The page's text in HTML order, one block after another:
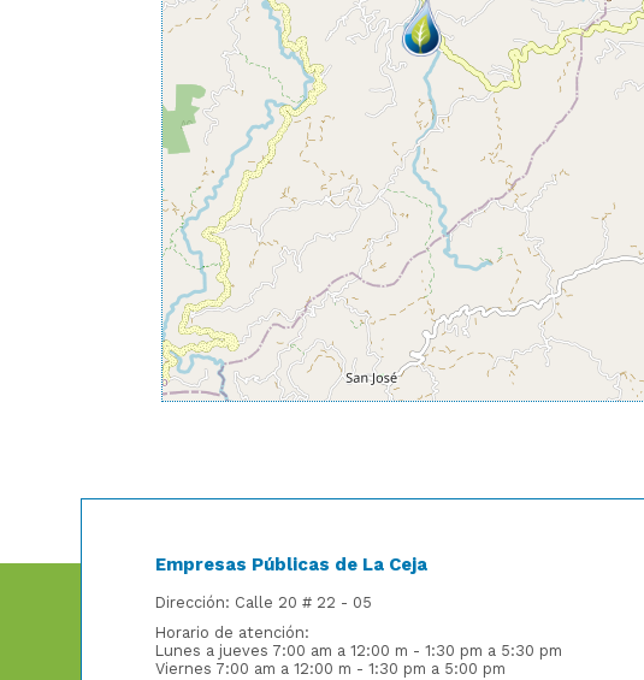
Empresas Públicas de La Ceja
Dirección: Calle 20 # 22 - 05
Horario de atención:
Lunes a jueves 7:00 am a 12:00 m - 1:30 pm a 5:30 pm
Viernes 7:00 am a 12:00 m - 1:30 pm a 5:00 pm